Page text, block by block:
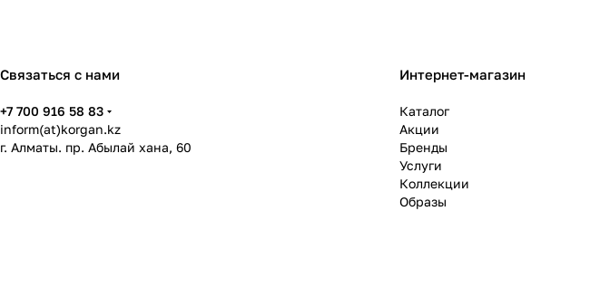
Связаться с нами
+7 700 916 58 83
inform(at)korgan.kz
г. Алматы. пр. Абылай хана, 60
Интернет-магазин
Каталог
Акции
Бренды
Услуги
Коллекции
Образы